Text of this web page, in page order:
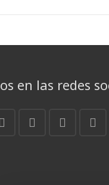
en las redes